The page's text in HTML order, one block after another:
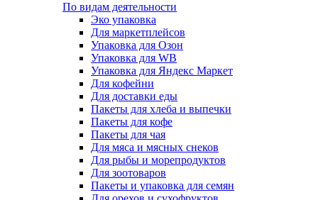
По видам деятельности
Эко упаковка
Для маркетплейсов
Упаковка для Озон
Упаковка для WB
Упаковка для Яндекс Маркет
Для кофейни
Для доставки еды
Пакеты для хлеба и выпечки
Пакеты для кофе
Пакеты для чая
Для мяса и мясных снеков
Для рыбы и морепродуктов
Для зоотоваров
Пакеты и упаковка для семян